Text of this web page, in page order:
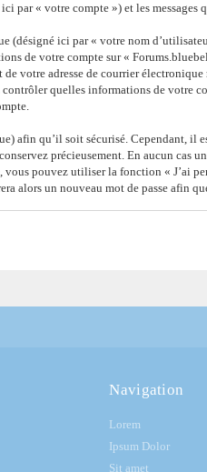
par « votre compte ») et les
ici par « votre nom
de votre compte sur «
de votre adresse de courrier
quelles informations de
afin qu’il soit sécurisé. Cependant, il
précieusement. En aucun
vous pouvez utiliser la fonction « J’ai
alors un nouveau mot de passe afin
Navigation
Lorem
Ipsum Dolor
Sit amet